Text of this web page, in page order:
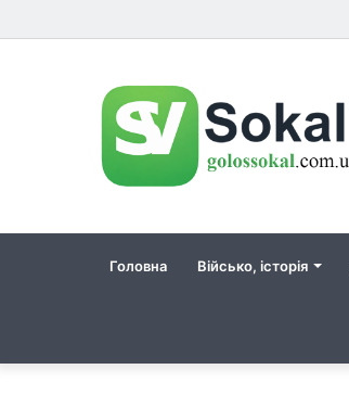
Головна Військо, історія